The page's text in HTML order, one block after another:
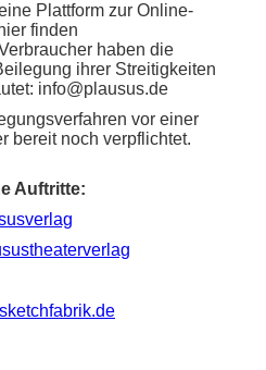
Plattform zur Online-
finden
haben die
ihrer Streitigkeiten
info@plausus.de
vor einer
bereit noch verpflichtet.
Auftritte: